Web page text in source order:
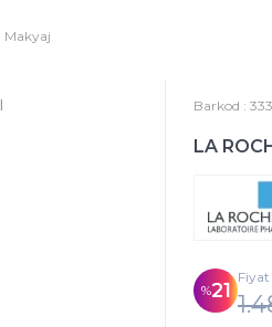
Makyaj
Barkod :
LA
21
Fiyat